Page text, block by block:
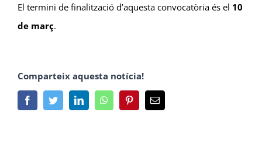
El termini de finalització d’aquesta convocatòria és el 10
de març.
Comparteix aquesta notícia!
FacebookTwitterLinkedInWhatsappPinterestEmail